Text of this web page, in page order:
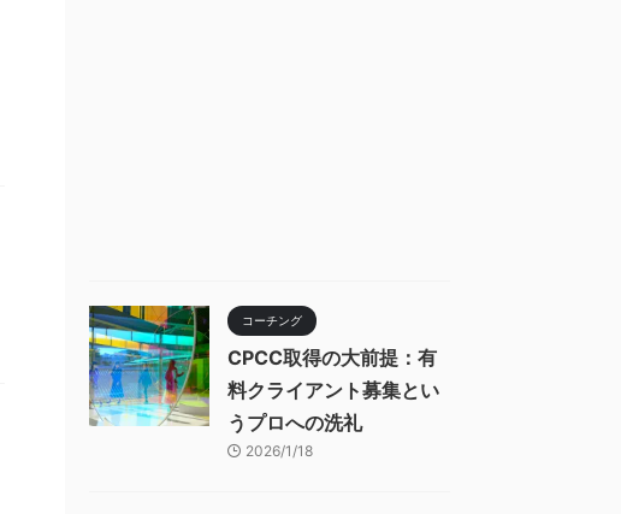
コーチング
CPCC取得の大前提：有
料クライアント募集とい
うプロへの洗礼
2026/1/18